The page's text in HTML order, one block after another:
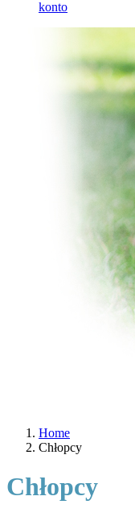
konto
Home
Chłopcy
Chłopcy